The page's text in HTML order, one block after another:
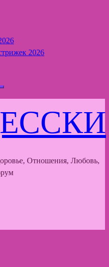
2026
Отношения, Любовь,